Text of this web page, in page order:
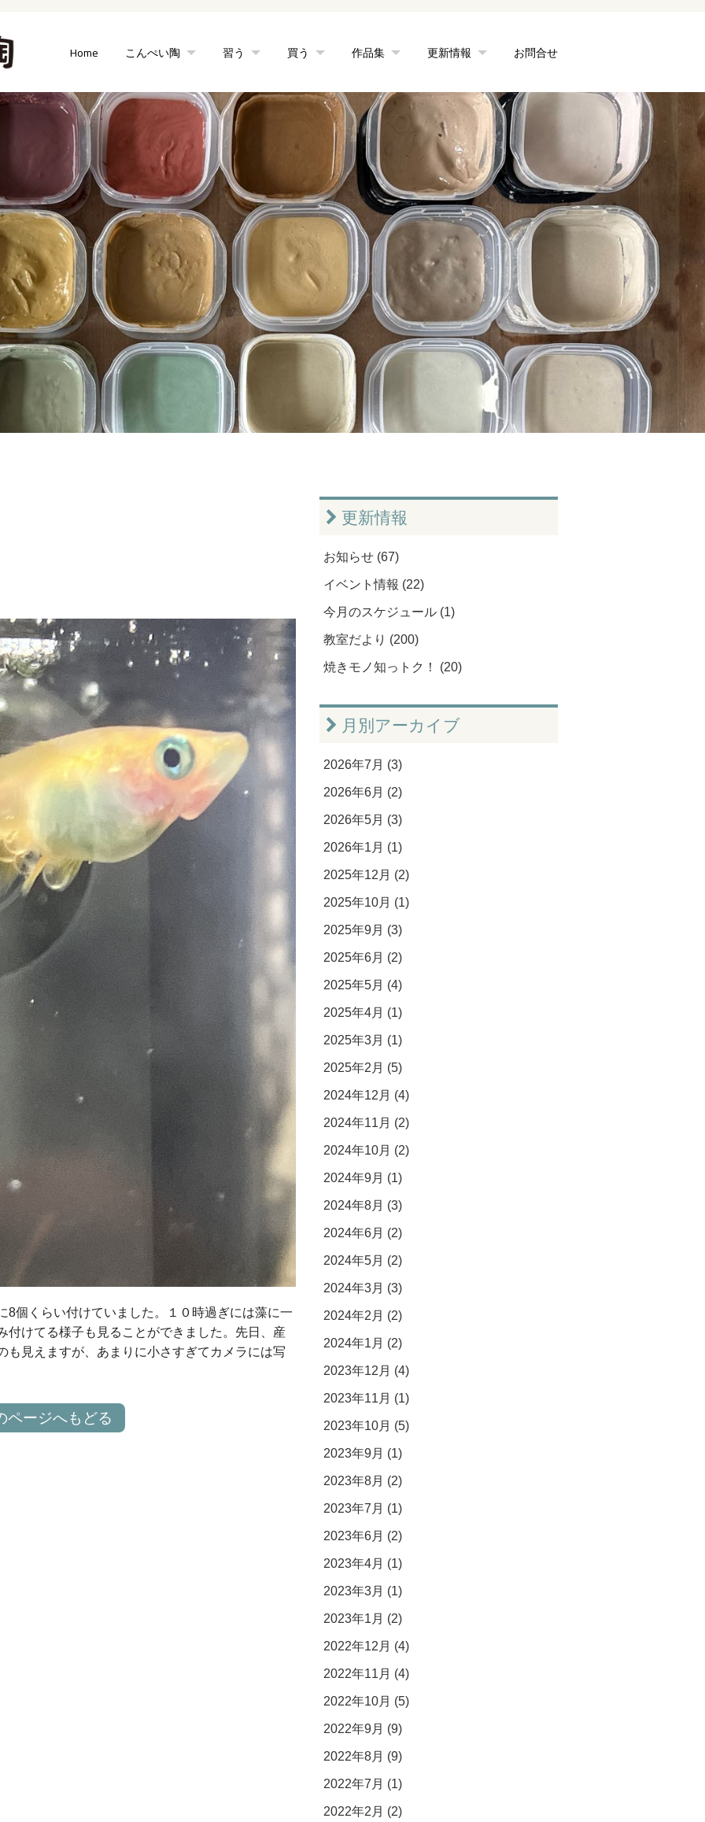
Home こんぺい陶 習う 買う 作品集 更新情報 お問合せ
8個くらい付けていました。１０時過ぎには藻に一
付けてる様子も見ることができました。先日、産
も見えますが、あまりに小さすぎてカメラには写
ページへもどる
更新情報
お知らせ (67)
イベント情報 (22)
今月のスケジュール (1)
教室だより (200)
焼きモノ知っトク！ (20)
月別アーカイブ
2026年7月 (3)
2026年6月 (2)
2026年5月 (3)
2026年1月 (1)
2025年12月 (2)
2025年10月 (1)
2025年9月 (3)
2025年6月 (2)
2025年5月 (4)
2025年4月 (1)
2025年3月 (1)
2025年2月 (5)
2024年12月 (4)
2024年11月 (2)
2024年10月 (2)
2024年9月 (1)
2024年8月 (3)
2024年6月 (2)
2024年5月 (2)
2024年3月 (3)
2024年2月 (2)
2024年1月 (2)
2023年12月 (4)
2023年11月 (1)
2023年10月 (5)
2023年9月 (1)
2023年8月 (2)
2023年7月 (1)
2023年6月 (2)
2023年4月 (1)
2023年3月 (1)
2023年1月 (2)
2022年12月 (4)
2022年11月 (4)
2022年10月 (5)
2022年9月 (9)
2022年8月 (9)
2022年7月 (1)
2022年2月 (2)